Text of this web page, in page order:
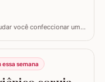
você confeccionar uma
em crochê mas, não
de tirar a capa quando
Maxcolor nº6 da
semana